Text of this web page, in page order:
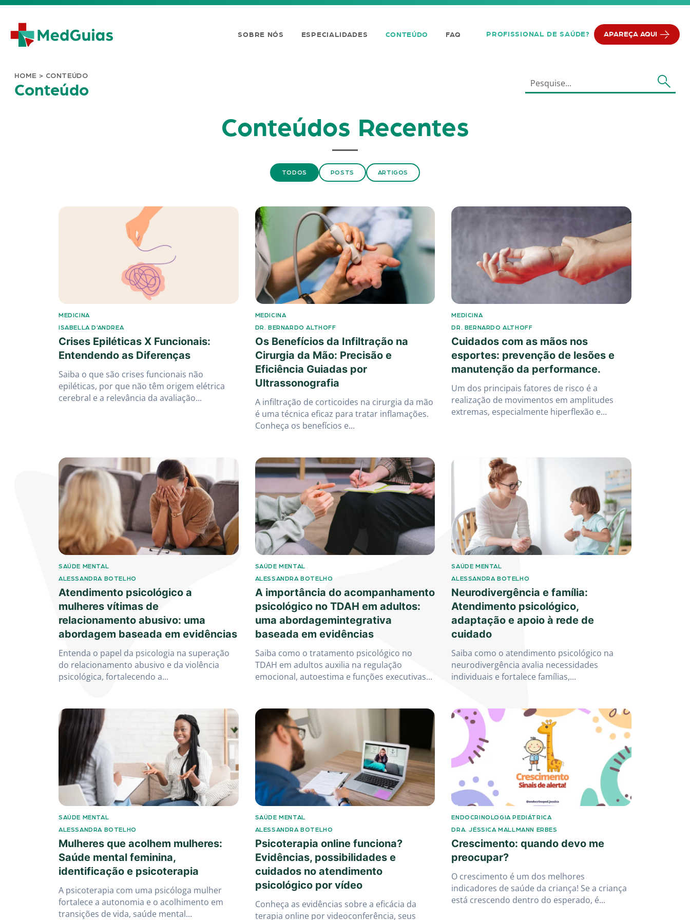
Ir para o conteúdo
SOBRE NÓS ESPECIALIDADES CONTEÚDO FAQ PROFISSIONAL DE SAÚDE? APAREÇA AQUI
HOME > CONTEÚDO
Conteúdo
Conteúdos Recentes
TODOS POSTS ARTIGOS
MEDICINA
ISABELLA D’ANDREA
Crises Epiléticas X Funcionais:
Entendendo as Diferenças
Saiba o que são crises funcionais não
epiléticas, por que não têm origem elétrica
cerebral e a relevância da avaliação...
MEDICINA
DR. BERNARDO ALTHOFF
Os Benefícios da Infiltração na
Cirurgia da Mão: Precisão e
Eficiência Guiadas por
Ultrassonografia
A infiltração de corticoides na cirurgia da mão
é uma técnica eficaz para tratar inflamações.
Conheça os benefícios e...
MEDICINA
DR. BERNARDO ALTHOFF
Cuidados com as mãos nos
esportes: prevenção de lesões e
manutenção da performance.
Um dos principais fatores de risco é a
realização de movimentos em amplitudes
extremas, especialmente hiperflexão e...
SAÚDE MENTAL
ALESSANDRA BOTELHO
Atendimento psicológico a
mulheres vítimas de
relacionamento abusivo: uma
abordagem baseada em evidências
Entenda o papel da psicologia na superação
do relacionamento abusivo e da violência
psicológica, fortalecendo a...
SAÚDE MENTAL
ALESSANDRA BOTELHO
A importância do acompanhamento
psicológico no TDAH em adultos:
uma abordagemintegrativa
baseada em evidências
Saiba como o tratamento psicológico no
TDAH em adultos auxilia na regulação
emocional, autoestima e funções executivas...
SAÚDE MENTAL
ALESSANDRA BOTELHO
Neurodivergência e família:
Atendimento psicológico,
adaptação e apoio à rede de
cuidado
Saiba como o atendimento psicológico na
neurodivergência avalia necessidades
individuais e fortalece famílias,...
SAÚDE MENTAL
ALESSANDRA BOTELHO
Mulheres que acolhem mulheres:
Saúde mental feminina,
identificação e psicoterapia
A psicoterapia com uma psicóloga mulher
fortalece a autonomia e o acolhimento em
transições de vida, saúde mental...
SAÚDE MENTAL
ALESSANDRA BOTELHO
Psicoterapia online funciona?
Evidências, possibilidades e
cuidados no atendimento
psicológico por vídeo
Conheça as evidências sobre a eficácia da
terapia online por videoconferência, seus
ENDOCRINOLOGIA PEDIÁTRICA
DRA. JÉSSICA MALLMANN ERBES
Crescimento: quando devo me
preocupar?
O crescimento é um dos melhores
indicadores de saúde da criança! Se a criança
está crescendo dentro do esperado, é...